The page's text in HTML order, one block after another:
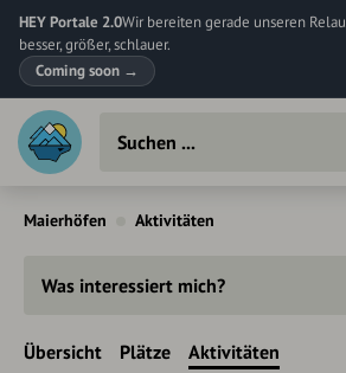
HEY Portale 2.0Wir bereiten gerade unseren
besser, größer, schlauer.
Coming soon →
Maierhöfen Aktivitäten
Was interessiert mich?
Übersicht Plätze Aktivitäten